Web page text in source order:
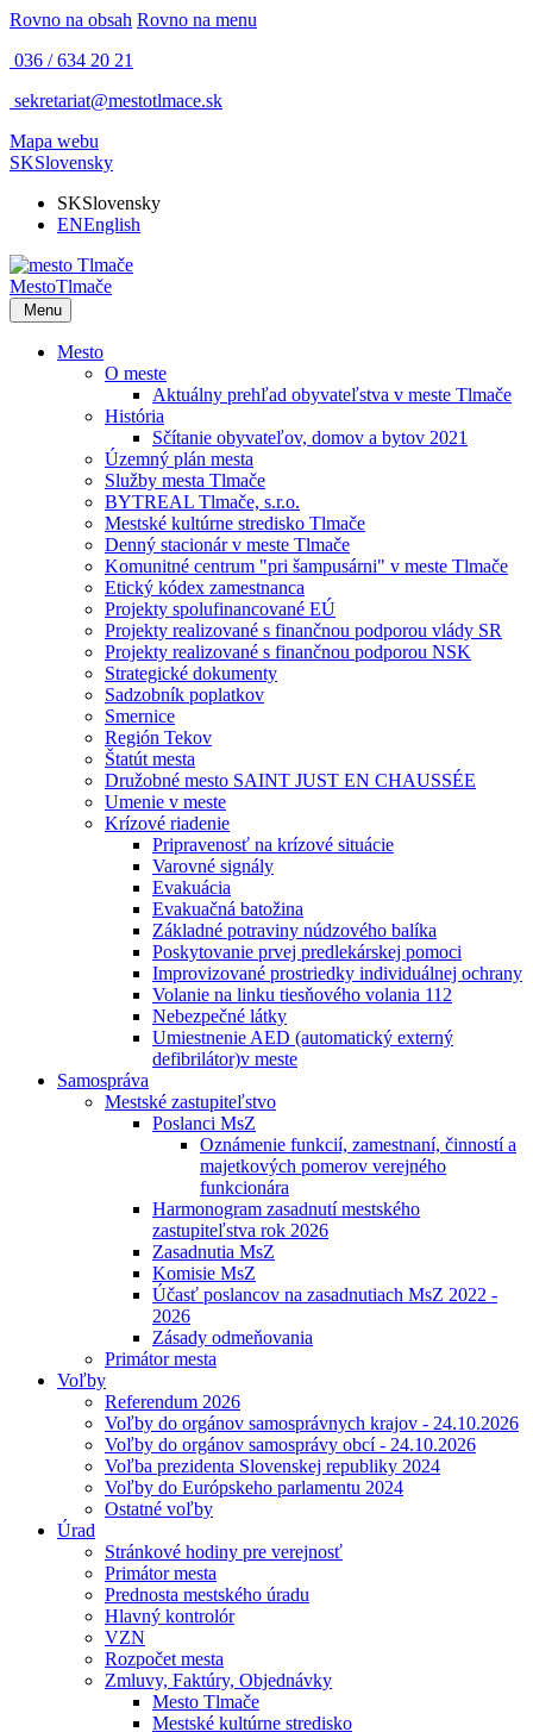
Rovno na obsah Rovno na menu
036 / 634 20 21
sekretariat@mestotlmace.sk
Mapa webu
SKSlovensky
SKSlovensky
ENEnglish
MestoTlmače
Menu
Mesto
O meste
Aktuálny prehľad obyvateľstva v meste Tlmače
História
Sčítanie obyvateľov, domov a bytov 2021
Územný plán mesta
Služby mesta Tlmače
BYTREAL Tlmače, s.r.o.
Mestské kultúrne stredisko Tlmače
Denný stacionár v meste Tlmače
Komunitné centrum "pri šampusárni" v meste Tlmače
Etický kódex zamestnanca
Projekty spolufinancované EÚ
Projekty realizované s finančnou podporou vlády SR
Projekty realizované s finančnou podporou NSK
Strategické dokumenty
Sadzobník poplatkov
Smernice
Región Tekov
Štatút mesta
Družobné mesto SAINT JUST EN CHAUSSÉE
Umenie v meste
Krízové riadenie
Pripravenosť na krízové situácie
Varovné signály
Evakuácia
Evakuačná batožina
Základné potraviny núdzového balíka
Poskytovanie prvej predlekárskej pomoci
Improvizované prostriedky individuálnej ochrany
Volanie na linku tiesňového volania 112
Nebezpečné látky
Umiestnenie AED (automatický externý
defibrilátor)v meste
Samospráva
Mestské zastupiteľstvo
Poslanci MsZ
Oznámenie funkcií, zamestnaní, činností a
majetkových pomerov verejného
funkcionára
Harmonogram zasadnutí mestského
zastupiteľstva rok 2026
Zasadnutia MsZ
Komisie MsZ
Účasť poslancov na zasadnutiach MsZ 2022 -
2026
Zásady odmeňovania
Primátor mesta
Voľby
Referendum 2026
Voľby do orgánov samosprávnych krajov - 24.10.2026
Voľby do orgánov samosprávy obcí - 24.10.2026
Voľba prezidenta Slovenskej republiky 2024
Voľby do Európskeho parlamentu 2024
Ostatné voľby
Úrad
Stránkové hodiny pre verejnosť
Primátor mesta
Prednosta mestského úradu
Hlavný kontrolór
VZN
Rozpočet mesta
Zmluvy, Faktúry, Objednávky
Mesto Tlmače
Mestské kultúrne stredisko